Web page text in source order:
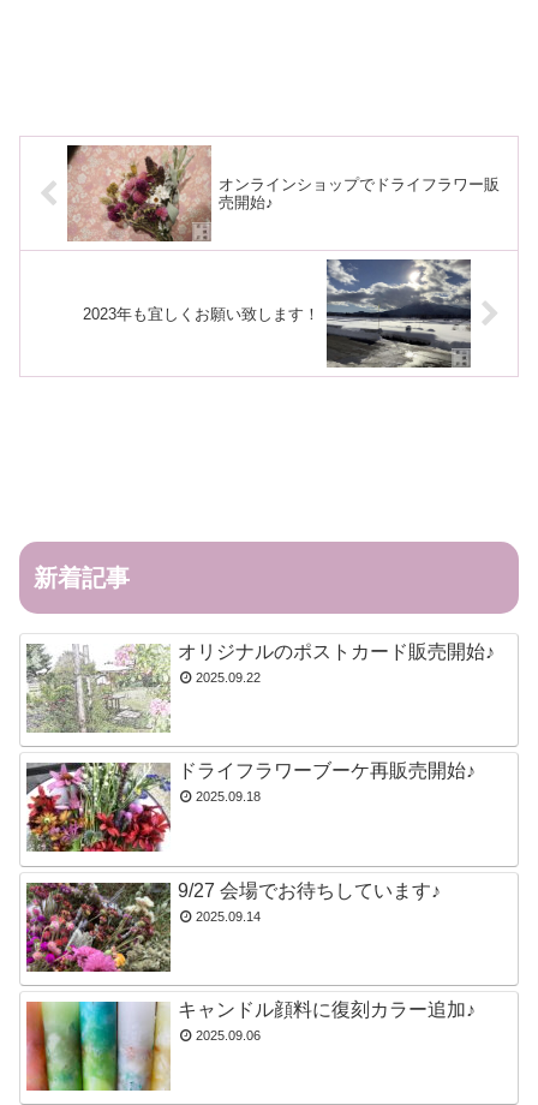
オンラインショップでドライフラワー販
売開始♪
2023年も宜しくお願い致します！
新着記事
オリジナルのポストカード販売開始♪
2025.09.22
ドライフラワーブーケ再販売開始♪
2025.09.18
9/27 会場でお待ちしています♪
2025.09.14
キャンドル顔料に復刻カラー追加♪
2025.09.06